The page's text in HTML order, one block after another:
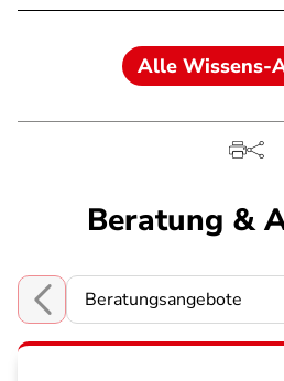
Alle Wissens-
Beratung &
Choose a section